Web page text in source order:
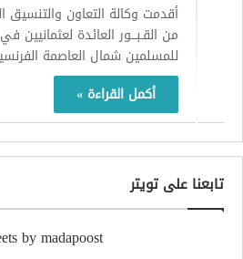
أقدمت وكالة التعاون والتنسيق
من القـبـــور العائدة لعثمانيين
للمسلمين شمال العاصمة
أكمل القراءة »
تابعنا على تويتر
by madapoost